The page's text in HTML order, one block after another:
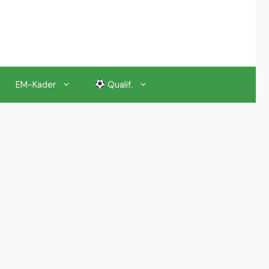
EM-Kader Qualif.